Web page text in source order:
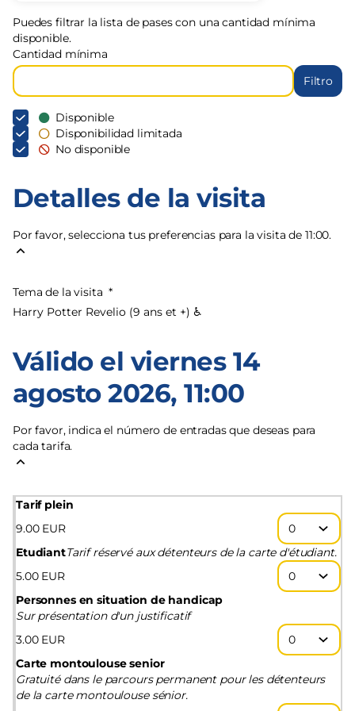
Disponible
Disponibilidad limitada
No disponible
Puedes filtrar la lista de pases con una cantidad mínima
disponible.
Cantidad mínima
Filtro
Detalles de la visita
Por favor, selecciona tus preferencias para la visita de 11:00.
Tema de la visita*
Harry Potter Revelio (9 ans et +) ♿
Válido el viernes 14
agosto 2026, 11:00
Por favor, indica el número de entradas que deseas para
cada tarifa.
Tarif plein
9.00 EUR
EtudiantTarif réservé aux détenteurs de la carte d'étudiant.
5.00 EUR
Personnes en situation de handicap
Sur présentation d'un justificatif
3.00 EUR
Carte montoulouse senior
Gratuité dans le parcours permanent pour les détenteurs
de la carte montoulouse sénior.